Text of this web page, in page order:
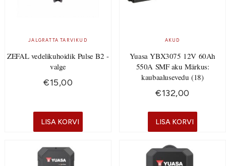
JALGRATTA TARVIKUD
ZEFAL vedelikuhoidik Pulse B2 -
valge
€15,00
LISA KORVI
AKUD
Yuasa YBX3075 12V 60Ah
550A SMF aku Märkus:
kaubaalusevedu (18)
€132,00
LISA KORVI